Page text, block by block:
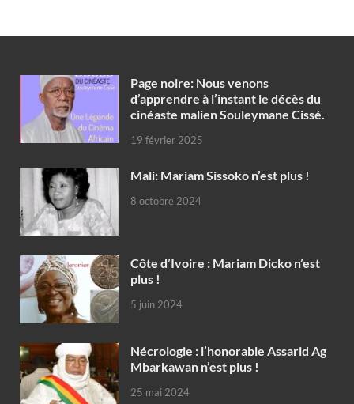
Page noire: Nous venons
d’apprendre à l’instant le décès du
cinéaste malien Souleymane Cissé.
19 février 2025
Mali: Mariam Sissoko n’est plus !
8 octobre 2024
Côte d’Ivoire : Mariam Dicko n’est
plus !
5 juin 2024
Nécrologie : l’honorable Assarid Ag
Mbarkawan n’est plus !
25 mai 2024